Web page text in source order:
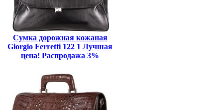
Сумка дорожная кожаная
Giorgio Ferretti 122 1 Лучшая
цена! Распродажа 3%